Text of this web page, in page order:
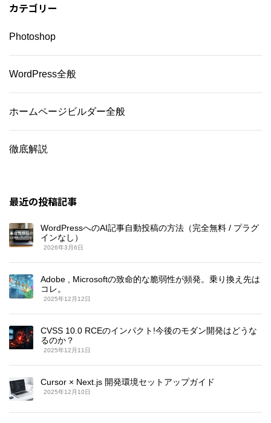
カテゴリー
Photoshop
WordPress全般
ホームページビルダー全般
徹底解説
最近の投稿記事
WordPressへのAI記事自動投稿の方法（完全無料 / プラグ
インなし）
2026年3月6日
Adobe , Microsoftの致命的な脆弱性が頻発。乗り換え先は
コレ。
2025年12月12日
CVSS 10.0 RCEのインパクト!今後のモダン開発はどうな
るのか？
2025年12月11日
Cursor × Next.js 開発環境セットアップガイド
2025年12月10日